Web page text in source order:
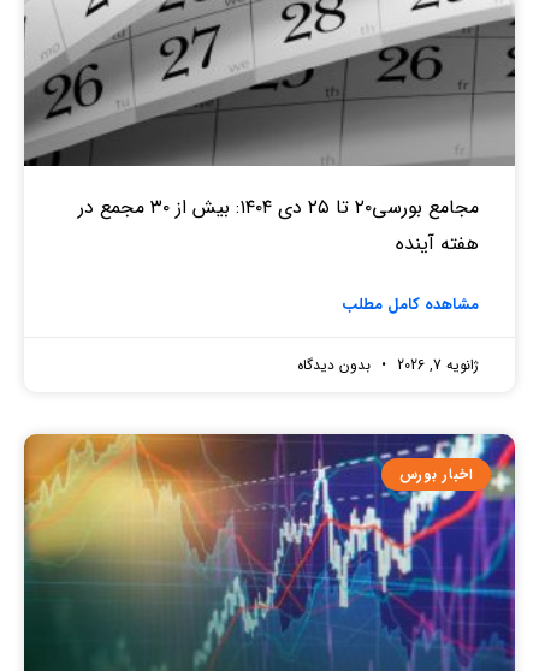
مجامع بورسی۲۰ تا ۲۵ دی ۱۴۰۴: بیش از ۳۰ مجمع در
هفته آینده
مشاهده کامل مطلب
ژانویه 7, 2026 بدون دیدگاه
اخبار بورس